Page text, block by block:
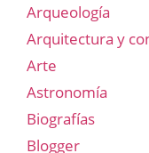
Arqueología
Arquitectura y
Arte
Astronomía
Biografías
Blogger